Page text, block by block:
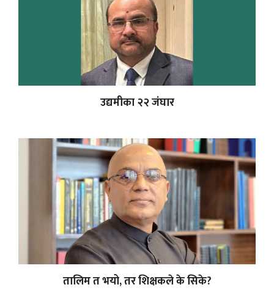
उद्यमीका २२ जंघार
तालिम त भयो, तर शिक्षकले के सिके?